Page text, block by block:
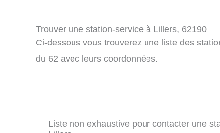
Trouver une station-service à Lillers, 62190
Ci-dessous vous trouverez une liste des
du 62 avec leurs coordonnées.
Liste non exhaustive pour contacter une